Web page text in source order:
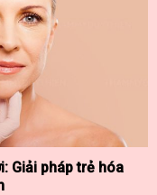
Giải pháp trẻ hóa